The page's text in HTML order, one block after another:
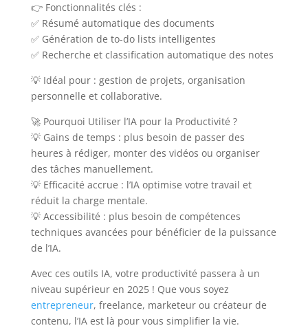
👉 Fonctionnalités clés :
✅ Résumé automatique des documents
✅ Génération de to-do lists intelligentes
✅ Recherche et classification automatique des notes
💡 Idéal pour : gestion de projets, organisation
personnelle et collaborative.
🚀 Pourquoi Utiliser l’IA pour la Productivité ?
💡 Gains de temps : plus besoin de passer des
heures à rédiger, monter des vidéos ou organiser
des tâches manuellement.
💡 Efficacité accrue : l’IA optimise votre travail et
réduit la charge mentale.
💡 Accessibilité : plus besoin de compétences
techniques avancées pour bénéficier de la puissance
de l’IA.
Avec ces outils IA, votre productivité passera à un
niveau supérieur en 2025 ! Que vous soyez
entrepreneur, freelance, marketeur ou créateur de
contenu, l’IA est là pour vous simplifier la vie.